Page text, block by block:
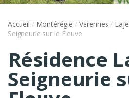
Accueil / Montérégie / Varennes /
Seigneurie sur le Fleuve
Résidence
Seigneurie